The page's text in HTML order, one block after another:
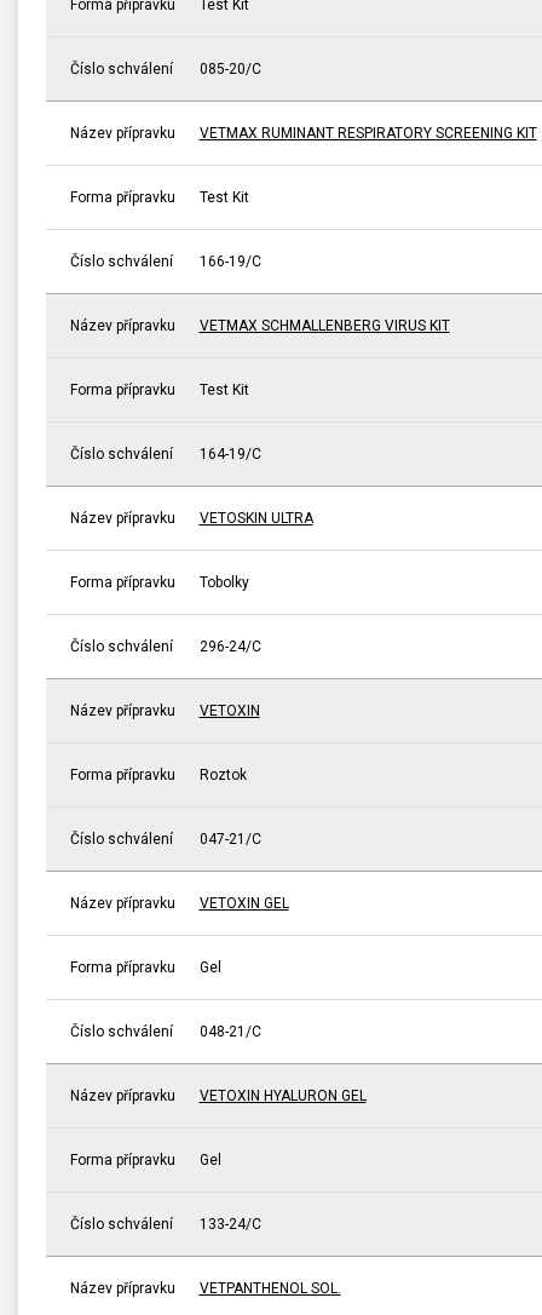
Forma přípravku Test Kit
Číslo schválení 085-20/C
Název přípravku VETMAX RUMINANT RESPIRATORY SCREENING KIT
Forma přípravku Test Kit
Číslo schválení 166-19/C
Název přípravku VETMAX SCHMALLENBERG VIRUS KIT
Forma přípravku Test Kit
Číslo schválení 164-19/C
Název přípravku VETOSKIN ULTRA
Forma přípravku Tobolky
Číslo schválení 296-24/C
Název přípravku VETOXIN
Forma přípravku Roztok
Číslo schválení 047-21/C
Název přípravku VETOXIN GEL
Forma přípravku Gel
Číslo schválení 048-21/C
Název přípravku VETOXIN HYALURON GEL
Forma přípravku Gel
Číslo schválení 133-24/C
Název přípravku VETPANTHENOL SOL.